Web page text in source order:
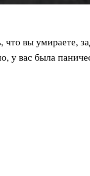
вы умираете,
у вас была